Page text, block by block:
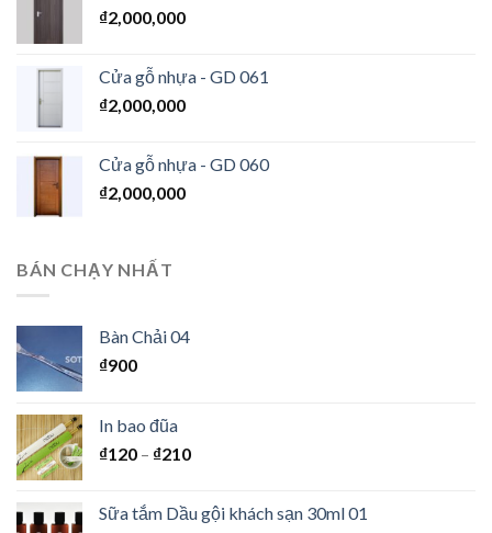
₫2,000,000
Cửa gỗ nhựa - GD 061
₫2,000,000
Cửa gỗ nhựa - GD 060
₫2,000,000
BÁN CHẠY NHẤT
Bàn Chải 04
₫900
In bao đũa
₫120 – ₫210
Sữa tắm Dầu gội khách sạn 30ml 01